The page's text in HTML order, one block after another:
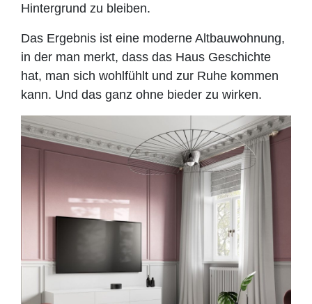
Hintergrund zu bleiben.
Das Ergebnis ist eine moderne Altbauwohnung,
in der man merkt, dass das Haus Geschichte
hat, man sich wohlfühlt und zur Ruhe kommen
kann. Und das ganz ohne bieder zu wirken.